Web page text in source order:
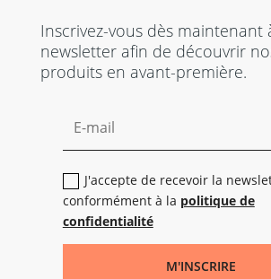
Inscrivez-vous dès maintenant
newsletter afin de découvrir
produits en avant-première.
J'accepte de recevoir la
conformément à la politique de
confidentialité
M'INSCRIRE